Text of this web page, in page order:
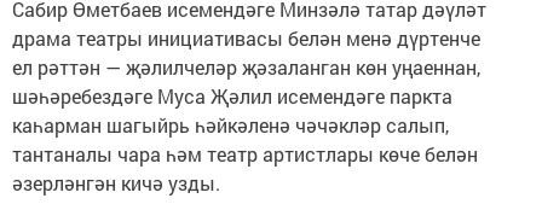
Сабир Өметбаев исемендәге Минзәлә татар дәүләт
драма театры инициативасы белән менә дүртенче
ел рәттән — җәлилчеләр җәзаланган көн уңаеннан,
шәһәребездәге Муса Җәлил исемендәге паркта
каһарман шагыйрь һәйкәленә чәчәкләр салып,
тантаналы чара һәм театр артистлары көче белән
әзерләнгән кичә узды.